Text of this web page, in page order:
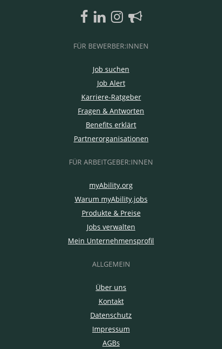
FÜR BEWERBER:INNEN
Job suchen
Job Alert
Karriere-Ratgeber
Fragen & Antworten
Benefits erklärt
Partnerorganisationen
FÜR ARBEITGEBER:INNEN
myAbility.org
Warum myAbility.jobs
Produkte & Preise
Jobs verwalten
Mein Unternehmensprofil
ALLGEMEIN
Über uns
Kontakt
Datenschutz
Impressum
AGBs